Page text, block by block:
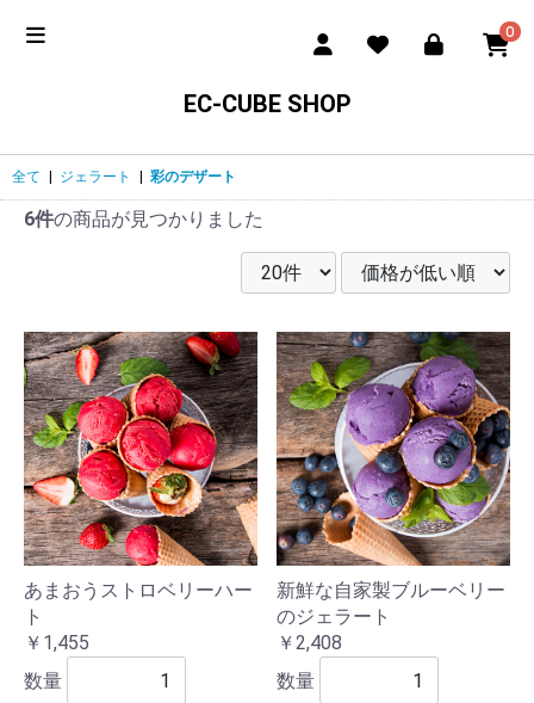
0
EC-CUBE SHOP
全て ジェラート 彩のデザート
6件の商品が見つかりました
あまおうストロベリーハー
ト
￥1,455
数量
新鮮な自家製ブルーベリー
のジェラート
￥2,408
数量